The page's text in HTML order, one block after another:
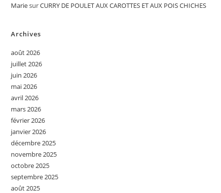
MariesurCURRY DE POULET AUX CAROTTES ET AUX POIS CHICHES
Archives
août 2026
juillet 2026
juin 2026
mai 2026
avril 2026
mars 2026
février 2026
janvier 2026
décembre 2025
novembre 2025
octobre 2025
septembre 2025
août 2025